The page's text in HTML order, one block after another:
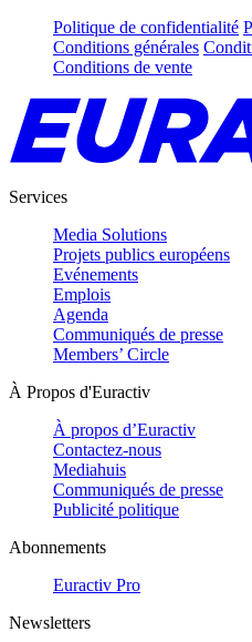
Politique de confidentialité
Conditions générales
Conditions de vente
Services
Media Solutions
Projets publics européens
Evénements
Emplois
Agenda
Communiqués de presse
Members’ Circle
À Propos d'Euractiv
À propos d’Euractiv
Contactez-nous
Mediahuis
Communiqués de presse
Publicité politique
Abonnements
Euractiv Pro
Newsletters